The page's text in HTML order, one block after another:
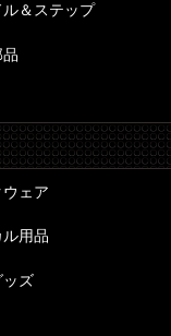
＆ステップ
ェア
用品
ッズ